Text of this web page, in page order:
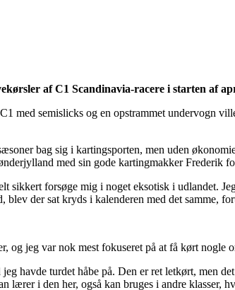
af C1 Scandinavia-racere i starten af
med semislicks og en opstrammet undervogn
bag sig i kartingsporten, men uden
med sin gode kartingmakker Frederik
sikkert forsøge mig i noget eksotisk i udlandet.
blev der sat kryds i kalenderen med det
og jeg var nok mest fokuseret på at få kørt
havde turdet håbe på. Den er ret letkørt, men
lærer i den her, også kan bruges i andre klasser,